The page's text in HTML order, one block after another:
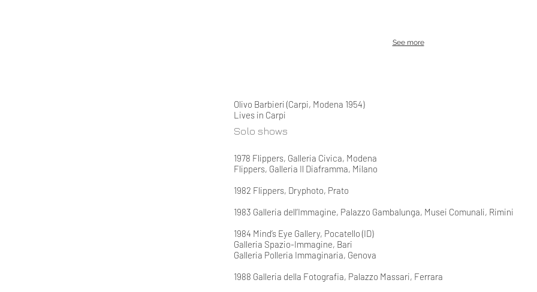
See more
Olivo Barbieri (Carpi, Modena 1954)
Lives in Carpi
1978 Flippers, Galleria Civica, Modena
Flippers, Galleria Il Diaframma, Milano
1982 Flippers, Dryphoto, Prato
1983 Galleria dell’Immagine, Palazzo Gambalunga, Musei Comunali, Rimini
1984 Mind’s Eye Gallery, Pocatello (ID)
Galleria Spazio-Immagine, Bari
Galleria Polleria Immaginaria, Genova
1988 Galleria della Fotografia, Palazzo Massari, Ferrara
Solo shows